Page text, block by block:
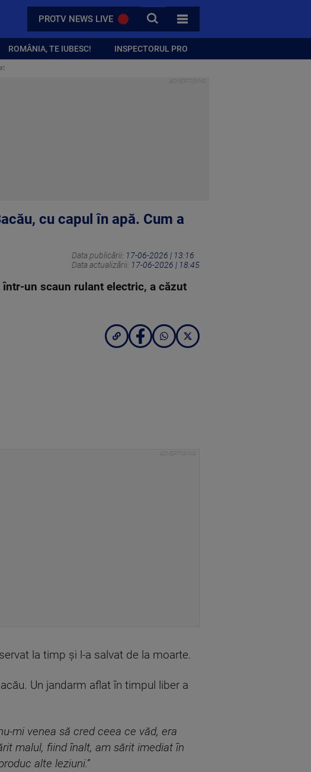
PROTV NEWS LIVE CAUTA
TOATE CATEGORIILE
ROMÂNIA, TE IUBESC! INSPECTORUL PRO
cu capul în apă. Cum a
Data publicării: 17-06-2026 | 13:16
Data actualizării: 17-06-2026 | 18:45
un scaun rulant electric, a căzut
la timp și l-a salvat de la moarte.
Un jandarm aflat în timpul liber a
mi venea să cred ceea ce văd, era
malul, fiind înalt, am sărit imediat în
alte leziuni.”